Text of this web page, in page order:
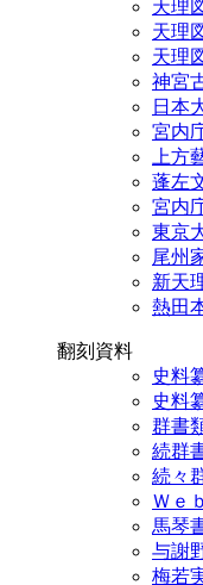
天理
天理
天理
神宮
日本
宮内
上方
蓬左
宮内
東京
尾州
新天
熱田
翻刻資料
史料
史料
群書
続群
続々
Ｗｅ
馬琴
与謝
梅若